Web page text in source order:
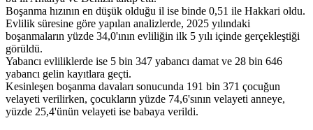
Boşanma hızının en düşük olduğu il ise binde 0,51 ile Hakkari oldu.
Evlilik süresine göre yapılan analizlerde, 2025 yılındaki
boşanmaların yüzde 34,0'ının evliliğin ilk 5 yılı içinde gerçekleştiği
görüldü.
Yabancı evliliklerde ise 5 bin 347 yabancı damat ve 28 bin 646
yabancı gelin kayıtlara geçti.
Kesinleşen boşanma davaları sonucunda 191 bin 371 çocuğun
velayeti verilirken, çocukların yüzde 74,6'sının velayeti anneye,
yüzde 25,4'ünün velayeti ise babaya verildi.